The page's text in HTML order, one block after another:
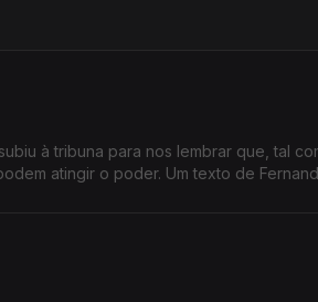
à tribuna para nos lembrar que, tal
atingir o poder. Um texto de